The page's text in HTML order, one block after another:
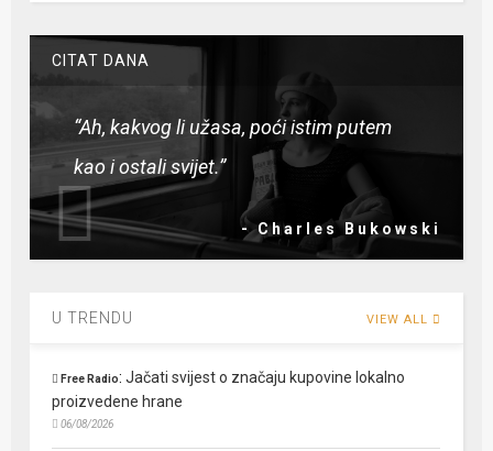
CITAT DANA
“Ah, kakvog li užasa, poći istim putem
kao i ostali svijet.”
- Charles Bukowski
U TRENDU VIEW ALL
Free Radio:Jačati svijest o značaju kupovine lokalno
proizvedene hrane
06/08/2026